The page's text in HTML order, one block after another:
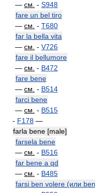
— см. - S948
fare un bel tiro
— см. - T680
far la bella vita
— см. - V726
fare il bellumore
— см. - B472
fare bene
— см. - B514
farci bene
— см. - B515
- F178 —
farla bene [male]
farsela bene
— см. - B516
far bene a qd
— см. - B485
farsi ben volere (или